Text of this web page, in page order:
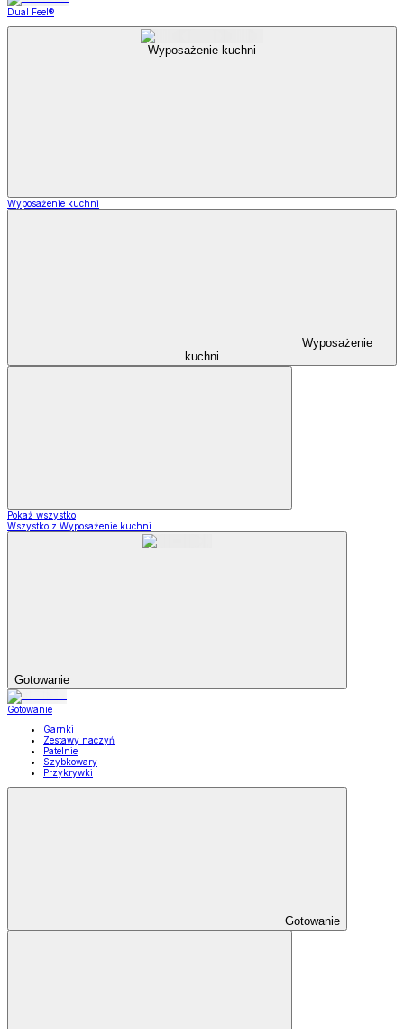
Dual Feel®
Wyposażenie kuchni
Wyposażenie kuchni
Wyposażenie
kuchni
Pokaż wszystko
Wszystko z Wyposażenie kuchni
Gotowanie
Gotowanie
Garnki
Zestawy naczyń
Patelnie
Szybkowary
Przykrywki
Gotowanie